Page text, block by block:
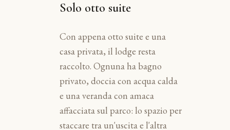
Solo otto suite
Con appena otto suite e una
casa privata, il lodge resta
raccolto. Ognuna ha bagno
privato, doccia con acqua calda
e una veranda con amaca
affacciata sul parco: lo spazio per
staccare tra un'uscita e l'altra